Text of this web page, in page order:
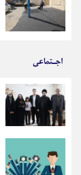
اجـتماعی